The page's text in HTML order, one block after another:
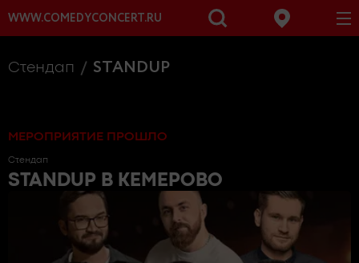
WWW.COMEDYCONCERT.RU
Стендап STANDUP
МЕРОПРИЯТИЕ ПРОШЛО
Стендап
STANDUP В КЕМЕРОВО